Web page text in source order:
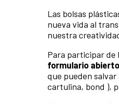
Las bolsas
nueva vida al
nuestra
Para participar de
formulario
que pueden
cartulina, bond ),